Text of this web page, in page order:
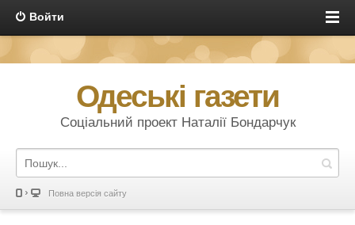
Войти
Одеські газети
Соціальний проект Наталії Бондарчук
Повна версія сайту